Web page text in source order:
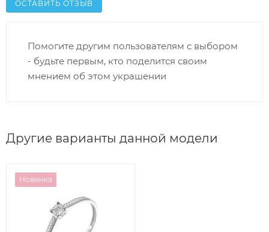
ОСТАВИТЬ ОТЗЫВ
Помогите другим пользователям с выбором
- будьте первым, кто поделится своим
мнением об этом украшении
Другие варианты данной модели
Новинка